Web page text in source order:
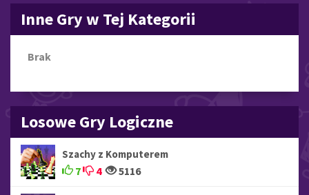
Inne Gry w Tej Kategorii
Brak
Losowe Gry Logiczne
Szachy z Komputerem
7 4 5116